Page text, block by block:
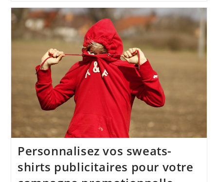
Personnalisez vos sweats-
shirts publicitaires pour votre